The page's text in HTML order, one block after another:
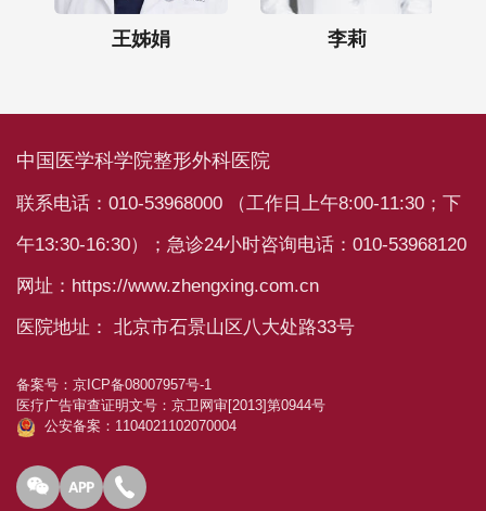
王姊娟 李莉
中国医学科学院整形外科医院
联系电话：010-53968000 （工作日上午8:00-11:30；下
午13:30-16:30）；急诊24小时咨询电话：010-53968120
网址：https://www.zhengxing.com.cn
医院地址： 北京市石景山区八大处路33号
备案号： 京ICP备08007957号-1
医疗广告审查证明文号： 京卫网审[2013]第0944号
公安备案：1104021102070004